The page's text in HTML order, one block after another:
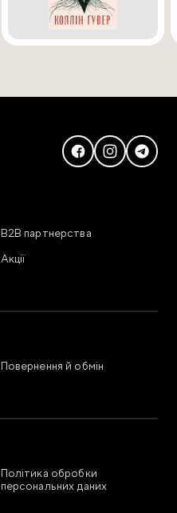
В2В партнерства
Акції
Повернення й обмін
Політика обробки
персональних даних